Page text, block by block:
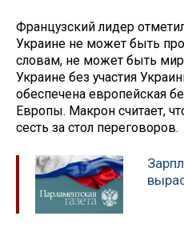
Французский лидер
Украине не может быть
словам, не может быть
Украине без участия
обеспечена европейская
Европы. Макрон считает,
сесть за стол переговоров.